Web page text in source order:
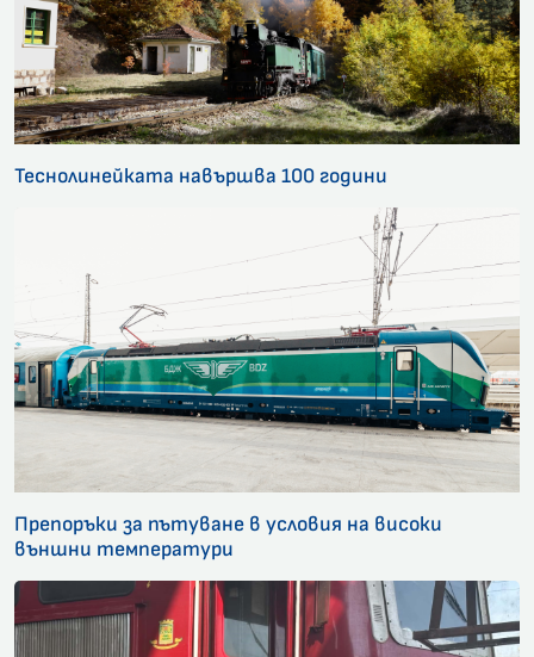
Теснолинейката навършва 100 години
Препоръки за пътуване в условия на високи
външни температури